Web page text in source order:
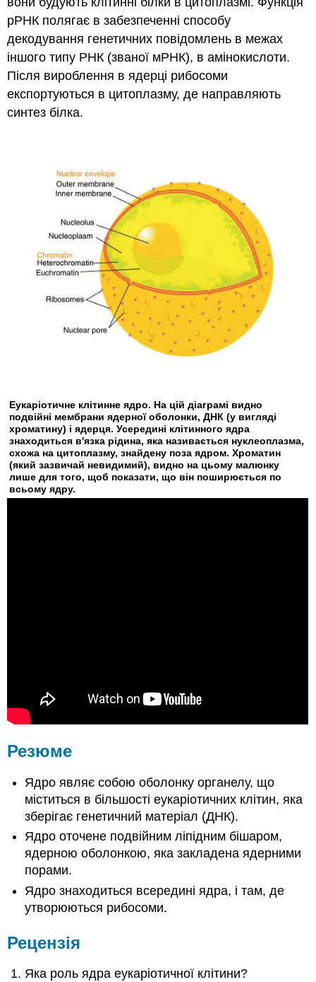
рРНК полягає в забезпеченні способу
декодування генетичних повідомлень в межах
іншого типу РНК (званої мРНК), в амінокислоти.
Після вироблення в ядерці рибосоми
експортуються в цитоплазму, де направляють
синтез білка.
Еукаріотичне клітинне ядро. На цій діаграмі видно
подвійні мембрани ядерної оболонки, ДНК (у вигляді
хроматину) і ядерця. Усередині клітинного ядра
знаходиться в'язка рідина, яка називається нуклеоплазма,
схожа на цитоплазму, знайдену поза ядром. Хроматин
(який зазвичай невидимий), видно на цьому малюнку
лише для того, щоб показати, що він поширюється по
всьому ядру.
Резюме
Ядро являє собою оболонку органелу, що
міститься в більшості еукаріотичних клітин, яка
зберігає генетичний матеріал (ДНК).
Ядро оточене подвійним ліпідним бішаром,
ядерною оболонкою, яка закладена ядерними
порами.
Ядро знаходиться всередині ядра, і там, де
утворюються рибосоми.
Рецензія
Яка роль ядра еукаріотичної клітини?